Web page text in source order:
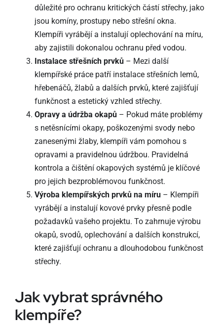
důležité pro ochranu kritických částí střechy, jako
jsou komíny, prostupy nebo střešní okna.
Klempíři vyrábějí a instalují oplechování na míru,
aby zajistili dokonalou ochranu před vodou.
Instalace střešních prvků– Mezi další
klempířské práce patří instalace střešních lemů,
hřebenáčů, žlabů a dalších prvků, které zajišťují
funkčnost a estetický vzhled střechy.
Opravy a údržba okapů– Pokud máte problémy
s netěsnícími okapy, poškozenými svody nebo
zanesenými žlaby, klempíři vám pomohou s
opravami a pravidelnou údržbou. Pravidelná
kontrola a čištění okapových systémů je klíčové
pro jejich bezproblémovou funkčnost.
Výroba klempířských prvků na míru– Klempíři
vyrábějí a instalují kovové prvky přesně podle
požadavků vašeho projektu. To zahrnuje výrobu
okapů, svodů, oplechování a dalších konstrukcí,
které zajišťují ochranu a dlouhodobou funkčnost
střechy.
Jak vybrat správného
klempíře?